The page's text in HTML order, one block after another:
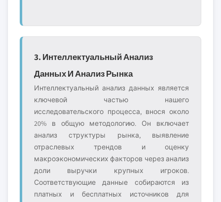
3. Интеллектуальный Анализ
Данных И Анализ Рынка
Интеллектуальный анализ данных является
ключевой частью нашего
исследовательского процесса, внося около
20% в общую методологию. Он включает
анализ структуры рынка, выявление
отраслевых трендов и оценку
макроэкономических факторов через анализ
доли выручки крупных игроков.
Соответствующие данные собираются из
платных и бесплатных источников для